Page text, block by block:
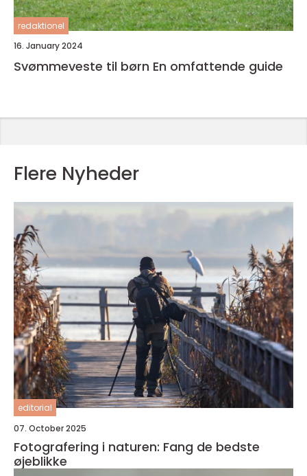
redaktionel
16. January 2024
Svømmeveste til børn En omfattende guide
Flere Nyheder
editorial
07. October 2025
Fotografering i naturen: Fang de bedste
øjeblikke